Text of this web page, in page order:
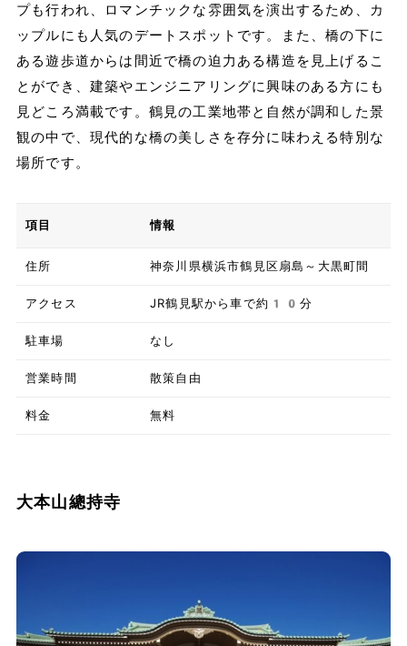
プも行われ、ロマンチックな雰囲気を演出するため、カ
ップルにも人気のデートスポットです。また、橋の下に
ある遊歩道からは間近で橋の迫力ある構造を見上げるこ
とができ、建築やエンジニアリングに興味のある方にも
見どころ満載です。鶴見の工業地帯と自然が調和した景
観の中で、現代的な橋の美しさを存分に味わえる特別な
場所です。
項目 情報
住所 神奈川県横浜市鶴見区扇島～大黒町間
アクセス JR鶴見駅から車で約10分
駐車場 なし
営業時間 散策自由
料金 無料
大本山總持寺